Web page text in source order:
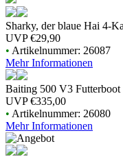
Sharky, der blaue Hai 4-
UVP€29,90
• Artikelnummer: 26087
Mehr Informationen
Baiting 500 V3 Futterboot
UVP€335,00
• Artikelnummer: 26080
Mehr Informationen